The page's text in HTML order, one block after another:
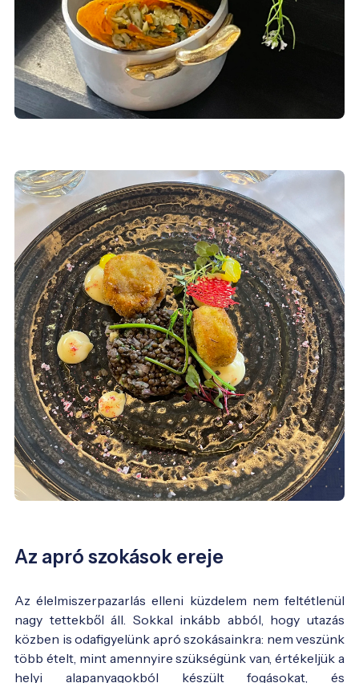
Az apró szokások ereje
Az élelmiszerpazarlás elleni küzdelem nem feltétlenül
nagy tettekből áll. Sokkal inkább abból, hogy utazás
közben is odafigyelünk apró szokásainkra: nem veszünk
több ételt, mint amennyire szükségünk van, értékeljük a
helyi alapanyagokból készült fogásokat, és